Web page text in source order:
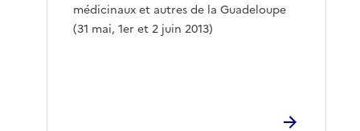
médicinaux et autres de la Guadeloupe
(31 mai, 1er et 2 juin 2013)